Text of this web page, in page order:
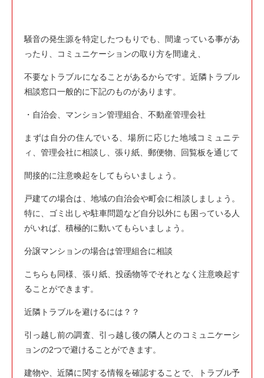
騒音の発生源を特定したつもりでも、間違っている事があ
ったり、コミュニケーションの取り方を間違え、
不要なトラブルになることがあるからです。近隣トラブル
相談窓口一般的に下記のものがあります。
・自治会、マンション管理組合、不動産管理会社
まずは自分の住んでいる、場所に応じた地域コミュニテ
ィ、管理会社に相談し、張り紙、郵便物、回覧板を通じて
間接的に注意喚起をしてもらいましょう。
戸建ての場合は、地域の自治会や町会に相談しましょう。
特に、ゴミ出しや駐車問題など自分以外にも困っている人
がいれば、積極的に動いてもらいましょう。
分譲マンションの場合は管理組合に相談
こちらも同様、張り紙、投函物等でそれとなく注意喚起す
ることができます。
近隣トラブルを避けるには？？
引っ越し前の調査、引っ越し後の隣人とのコミュニケーシ
ョンの2つで避けることができます。
建物や、近隣に関する情報を確認することで、トラブル予